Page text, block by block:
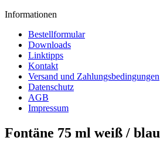
Informationen
Bestellformular
Downloads
Linktipps
Kontakt
Versand und Zahlungsbedingungen
Datenschutz
AGB
Impressum
Fontäne 75 ml weiß / blau